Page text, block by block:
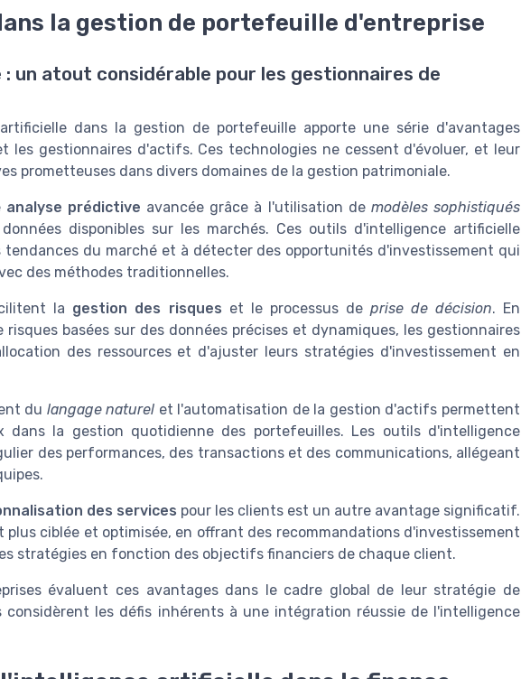
la gestion de portefeuille d'entreprise
un atout considérable pour les gestionnaires de
dans la gestion de portefeuille apporte une série d'avantages
les gestionnaires d'actifs. Ces technologies ne cessent d'évoluer, et leur
prometteuses dans divers domaines de la gestion patrimoniale.
analyse prédictive avancée grâce à l'utilisation de modèles sophistiqués
disponibles sur les marchés. Ces outils d'intelligence artificielle
tendances du marché et à détecter des opportunités d'investissement qui
des méthodes traditionnelles.
la gestion des risques et le processus de prise de décision. En
basées sur des données précises et dynamiques, les gestionnaires
des ressources et d'ajuster leurs stratégies d'investissement en
du langage naturel et l'automatisation de la gestion d'actifs permettent
dans la gestion quotidienne des portefeuilles. Les outils d'intelligence
des performances, des transactions et des communications, allégeant
des services pour les clients est un autre avantage significatif.
plus ciblée et optimisée, en offrant des recommandations d'investissement
stratégies en fonction des objectifs financiers de chaque client.
évaluent ces avantages dans le cadre global de leur stratégie de
les défis inhérents à une intégration réussie de l'intelligence